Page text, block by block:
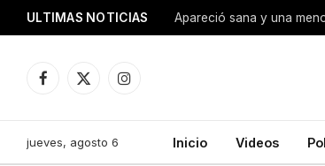
ULTIMAS NOTICIAS Apareció sana y una
Facebook
X
Instagram
jueves, agosto 6 Inicio Videos